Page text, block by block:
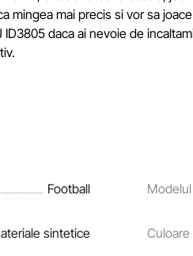
mingea mai precis si vor sa
daca ai nevoie de
Football Modelul
sintetice Culoare